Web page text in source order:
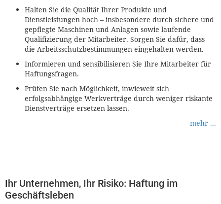
Halten Sie die Qualität Ihrer Produkte und
Dienstleistungen hoch – insbesondere durch sichere und
gepflegte Maschinen und Anlagen sowie laufende
Qualifizierung der Mitarbeiter. Sorgen Sie dafür, dass
die Arbeitsschutzbestimmungen eingehalten werden.
Informieren und sensibilisieren Sie Ihre Mitarbeiter für
Haftungsfragen.
Prüfen Sie nach Möglichkeit, inwieweit sich
erfolgsabhängige Werkverträge durch weniger riskante
Dienstverträge ersetzen lassen.
mehr ...
Ihr Unternehmen, Ihr Risiko: Haftung im
Geschäftsleben